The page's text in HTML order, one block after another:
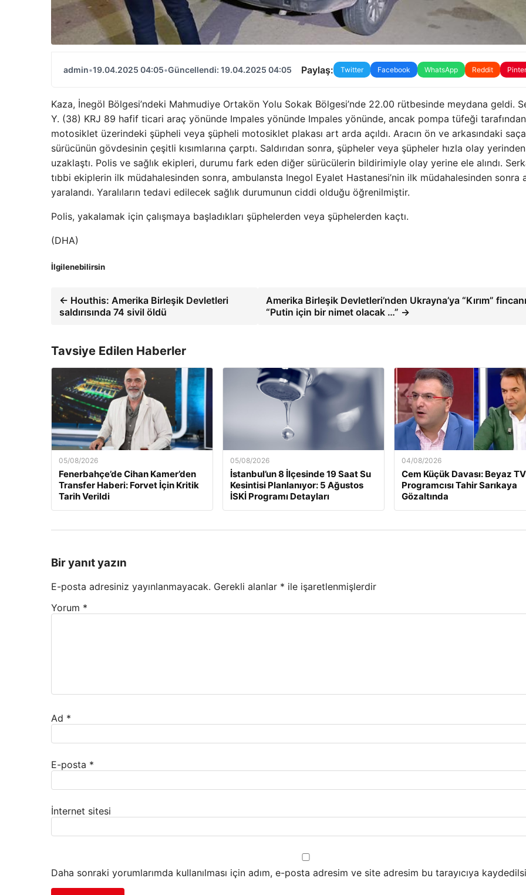
admin•19.04.2025 04:05•Güncellendi: 19.04.2025 04:05 Paylaş: Twitter Facebook WhatsApp Reddit
Kaza, İnegöl Bölgesi’ndeki Mahmudiye Ortakön Yolu Sokak Bölgesi’nde 22.00 rütbesinde meydana geldi.
Y. (38) KRJ 89 hafif ticari araç yönünde Impales yönünde Impales yönünde, ancak pompa tüfeği tarafından
motosiklet üzerindeki şüpheli veya şüpheli motosiklet plakası art arda açıldı. Aracın ön ve arkasındaki
sürücünün gövdesinin çeşitli kısımlarına çarptı. Saldırıdan sonra, şüpheler veya şüpheler hızla olay yerinden
uzaklaştı. Polis ve sağlık ekipleri, durumu fark eden diğer sürücülerin bildirimiyle olay yerine ele alındı.
tıbbi ekiplerin ilk müdahalesinden sonra, ambulansta Inegol Eyalet Hastanesi’nin ilk müdahalesinden sonra
yaralandı. Yaralıların tedavi edilecek sağlık durumunun ciddi olduğu öğrenilmiştir.
Polis, yakalamak için çalışmaya başladıkları şüphelerden veya şüphelerden kaçtı.
(DHA)
İlgilenebilirsin
← Houthis: Amerika Birleşik Devletleri
saldırısında 74 sivil öldü
Amerika Birleşik Devletleri’nden Ukrayna’ya “Kırım”
“Putin için bir nimet olacak …” →
Tavsiye Edilen Haberler
05/08/2026
Fenerbahçe’de Cihan Kamer’den
Transfer Haberi: Forvet İçin Kritik
Tarih Verildi
05/08/2026
İstanbul’un 8 İlçesinde 19 Saat Su
Kesintisi Planlanıyor: 5 Ağustos
İSKİ Programı Detayları
04/08/2026
Cem Küçük Davası: Beyaz TV
Programcısı Tahir Sarıkaya
Gözaltında
Bir yanıt yazın
E-posta adresiniz yayınlanmayacak. Gerekli alanlar * ile işaretlenmişlerdir
Yorum *
Ad *
E-posta *
İnternet sitesi
Daha sonraki yorumlarımda kullanılması için adım, e-posta adresim ve site adresim bu tarayıcıya